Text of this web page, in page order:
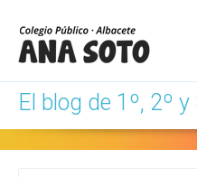
El blog de 1º, 2º